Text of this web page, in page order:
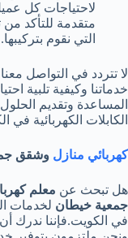
لاحتياجات كل
متقدمة للتأكد من
التي نقوم بتركيبها.
لا تتردد في التواصل
خدماتنا وكيفية تلبية
المساعدة وتقديم
الكابلات الكهربائية في
كهربائي منازل وشقق
هل تبحث عن معلم
جمعية خيطان لخدمات
في الكويت.فإننا ندرك